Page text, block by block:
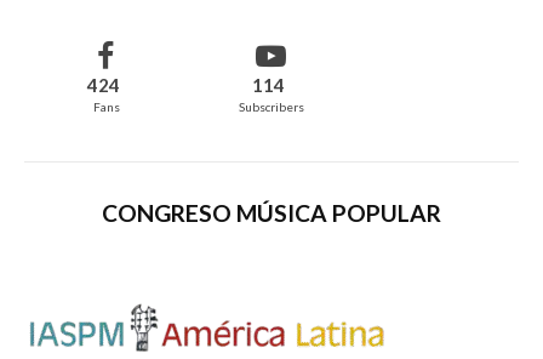
Tu dirección de correo electrónico no será publicada.
obligatorios están marcados con
424
Fans
114
Subscribers
CONGRESO MÚSICA POPULAR